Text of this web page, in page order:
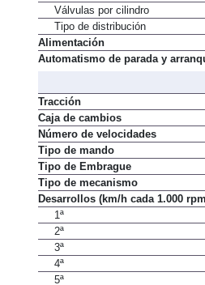
Distribución
Válvulas por cilindro
Tipo de distribución
Alimentación
Tracción
Caja de cambios
Número de velocidades
Tipo de mando
Tipo de Embrague
Tipo de mecanismo
Desarrollos (km/h cada 1.000 rpm)
1ª
2ª
3ª
4ª